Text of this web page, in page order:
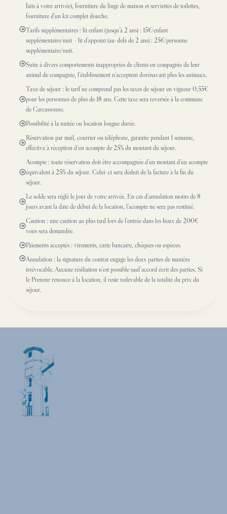
faits à votre arrivée), fourniture du linge de maison et serviettes de toilettes,
fourniture d’un kit complet douche.
Tarifs supplémentaires : lit enfant (jusqu’à 2 ans) : 15€/enfant
supplémentaire/nuit – lit d’appoint (au-delà de 2 ans) : 25€/personne
supplémentaire/nuit.
Suite à divers comportements inappropriés de clients en compagnie de leur
animal de compagnie, l’établissement n’acceptent dorénavant plus les animaux.
Taxe de séjour : le tarif ne comprend pas les taxes de séjour en vigueur 0,55€
pour les personnes de plus de 18 ans. Cette taxe sera reversée à la commune
de Carcassonne.
Possibilité à la nuitée ou location longue durée.
Réservation par mail, courrier ou téléphone, garantie pendant 1 semaine,
effective à réception d’un acompte de 25% du montant du séjour.
Acompte : toute réservation doit être accompagnée d’un montant d’un acompte
équivalent à 25% du séjour. Celui-ci sera déduit de la facture à la fin du
séjour.
Le solde sera réglé le jour de votre arrivée. En cas d’annulation moins de 8
jours avant la date de début de la location, l’acompte ne sera pas restitué.
Caution : une caution au plus tard lors de l’entrée dans les lieux de 200€
vous sera demandée.
Paiements acceptés : virements, carte bancaire, chèques ou espèces.
Annulation : la signature du contrat engage les deux parties de manière
irrévocable. Aucune résiliation n’est possible sauf accord écrit des parties. Si
le Preneur renonce à la location, il reste redevable de la totalité du prix du
séjour.